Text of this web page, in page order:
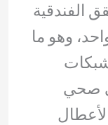
الفندقية
وهو ما
صحي